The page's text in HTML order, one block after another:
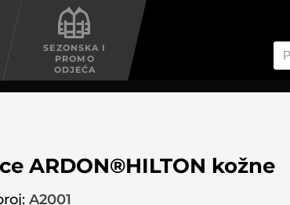
SEZONSKA I
PROMO
ODJEĆA
ARDON®HILTON kožne
A2001